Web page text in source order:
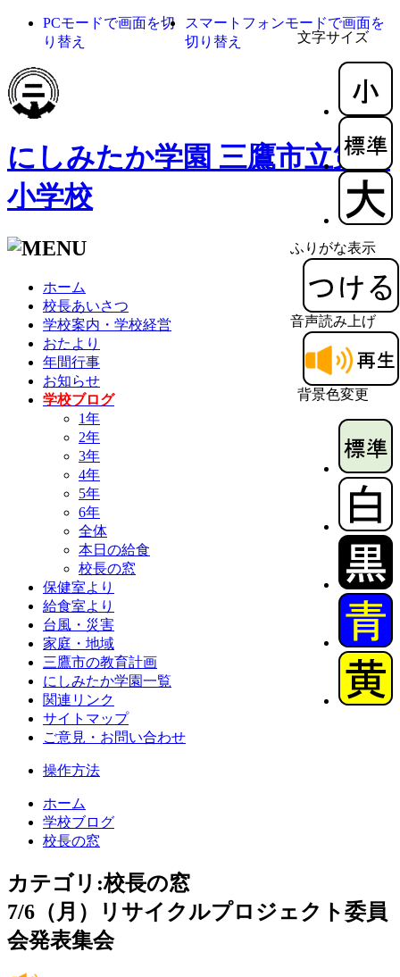
文字サイズ
ふりがな表示
音声読み上げ
背景色変更
PCモードで画面を切
り替え
スマートフォンモードで画面を
切り替え
にしみたか学園 三鷹市立第二
小学校
ホーム
校長あいさつ
学校案内・学校経営
おたより
年間行事
お知らせ
学校ブログ
1年
2年
3年
4年
5年
6年
全体
本日の給食
校長の窓
保健室より
給食室より
台風・災害
家庭・地域
三鷹市の教育計画
にしみたか学園一覧
関連リンク
サイトマップ
ご意見・お問い合わせ
操作方法
ホーム
学校ブログ
校長の窓
カテゴリ:校長の窓
7/6（月）リサイクルプロジェクト委員
会発表集会